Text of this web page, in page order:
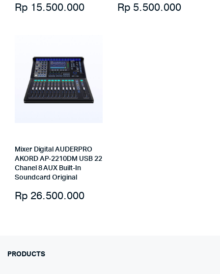
Rp 15.500.000 Rp 5.500.000
Mixer Digital AUDERPRO
AKORD AP-2210DM USB 22
Chanel 8 AUX Built-In
Soundcard Original
Rp 26.500.000
PRODUCTS